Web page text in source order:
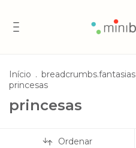
Início . breadcrumbs.fantasias
princesas
princesas
Ordenar